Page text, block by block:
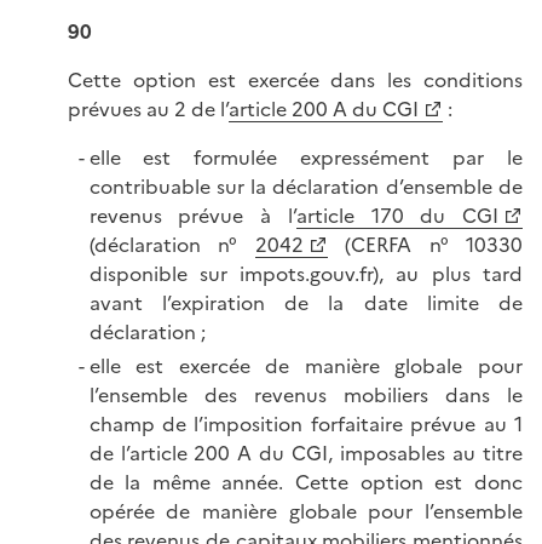
90
Cette option est exercée dans les conditions
prévues au 2 de l’article 200 A du CGI
:
elle est formulée expressément par le
contribuable sur la déclaration d’ensemble de
revenus prévue à l’article 170 du CGI
(déclaration n° 2042
(CERFA n° 10330
disponible sur impots.gouv.fr), au plus tard
avant l’expiration de la date limite de
déclaration ;
elle est exercée de manière globale pour
l’ensemble des revenus mobiliers dans le
champ de l’imposition forfaitaire prévue au 1
de l’article 200 A du CGI, imposables au titre
de la même année. Cette option est donc
opérée de manière globale pour l’ensemble